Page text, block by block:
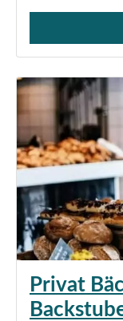
Verkauf von
Privat